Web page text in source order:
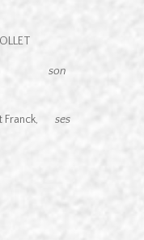
son
et Franck,ses
;